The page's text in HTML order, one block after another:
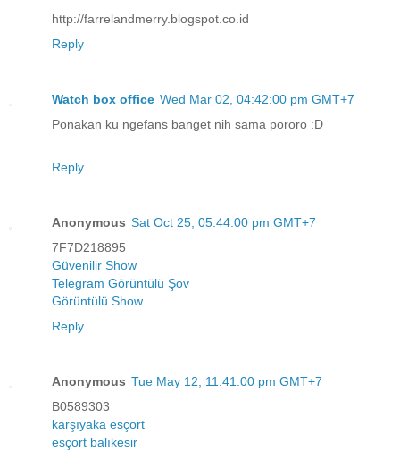
http://farrelandmerry.blogspot.co.id
Reply
Watch box office Wed Mar 02, 04:42:00 pm GMT+7
Ponakan ku ngefans banget nih sama pororo :D
Reply
Anonymous Sat Oct 25, 05:44:00 pm GMT+7
7F7D218895
Güvenilir Show
Telegram Görüntülü Şov
Görüntülü Show
Reply
Anonymous Tue May 12, 11:41:00 pm GMT+7
B0589303
karşıyaka esçort
esçort balıkesir